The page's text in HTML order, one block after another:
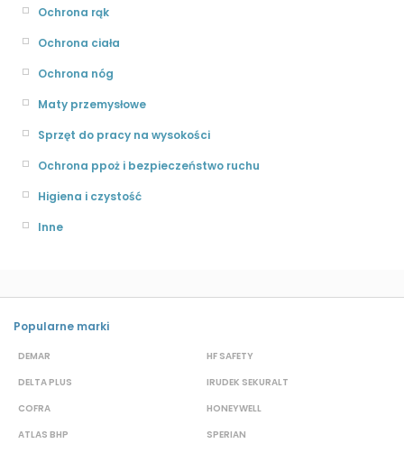
Ochrona rąk
Ochrona ciała
Ochrona nóg
Maty przemysłowe
Sprzęt do pracy na wysokości
Ochrona ppoż i bezpieczeństwo ruchu
Higiena i czystość
Inne
Popularne marki
DEMAR
DELTA PLUS
COFRA
ATLAS BHP
HF SAFETY
IRUDEK SEKURALT
HONEYWELL
SPERIAN